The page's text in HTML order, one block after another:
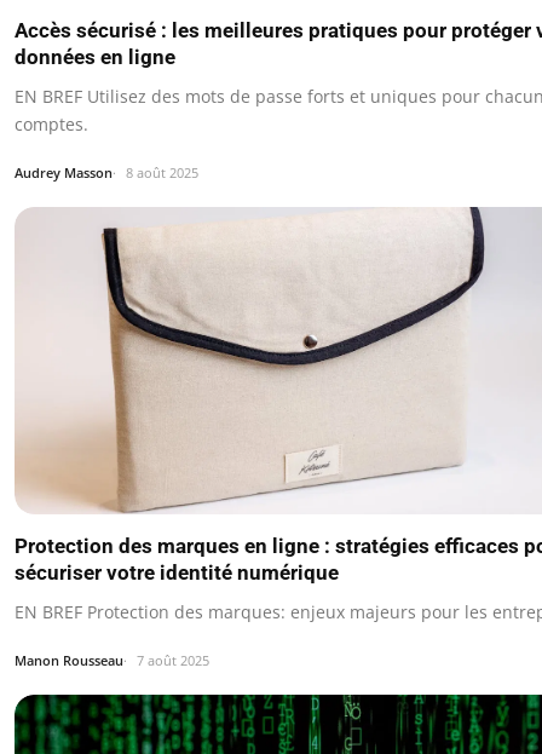
Accès sécurisé : les meilleures pratiques pour protéger
données en ligne
EN BREF Utilisez des mots de passe forts et uniques pour
comptes.
Audrey Masson 8 août 2025
Protection des marques en ligne : stratégies efficaces
sécuriser votre identité numérique
EN BREF Protection des marques: enjeux majeurs pour les
Manon Rousseau 7 août 2025